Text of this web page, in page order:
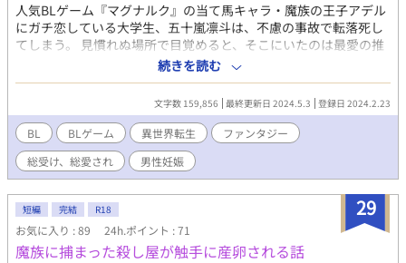
人気BLゲーム『マグナルク』の当て馬キャラ・魔族の王子アデル
にガチ恋している大学生、五十嵐凛斗は、不慮の事故で転落死し
てしまう。 見慣れぬ場所で目覚めると、そこにいたのは最愛の推
し。 「私が喚んだのは聖獣だ。穢らわしい人間などではない」 聖
獣としての魂を持ちながら人間の姿で召喚されてしまったリト
は、筋金入りの人間嫌いである推しに出会い頭から嫌われてしま
ったのだった。 転生即失恋というあんまりな展開に傷付きながら
も、リトは決意する。 （アデルのためにも、立派な聖獣になるん
だ……！） しかしリトが聖獣の力に目覚めるためには、他者との
性的な行為が必要で――？！ ※（ほぼ）男しか存在しない世界
で、男性妊娠・出産・授乳等の表現があります。主人公は妊娠し
ません。 ※19話の「実技指導」以降、♡喘ぎが入ります。
続きを読む
文字数 159,856 最終更新日 2024.5.3 登録日 2024.2.23
BL BLゲーム 異世界転生
ファンタジー
総受け、総愛され
男性妊娠
29
短編 完結 R18
お気に入り : 89 24h.ポイント : 71
魔族に捕まった殺し屋が触手に産卵される話